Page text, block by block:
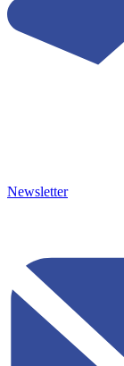
Newsletter